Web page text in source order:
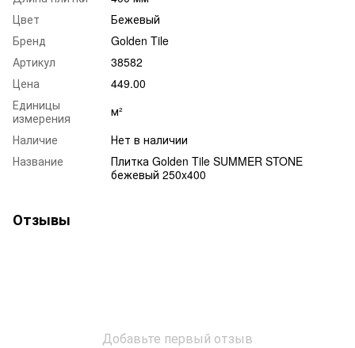
Цвет
Бежевый
Бренд
Golden Tile
Артикул
38582
Цена
449.00
Единицы
измерения
м²
Наличие
Нет в наличии
Название
Плитка Golden Tile SUMMER STONE
бежевый 250x400
Отзывы
Добавьте первый отзыв